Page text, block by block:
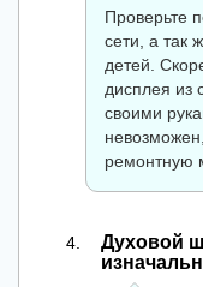
Проверьте
сети, а так
детей.
дисплея из
своими
ремонтную
Духовой